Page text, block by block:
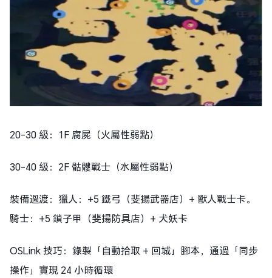
20-30 級：1F 腐屍（火屬性弱點）
30-40 級：2F 骷髏戰士（水屬性弱點）
裝備過渡：獵人：+5 鐵弓（斐揚武器店）+ 獸人戰士卡。
騎士：+5 鎖子甲（斐揚防具店）+ 犬妖卡
OSLink 技巧：錄製「自動拾取 + 回城」腳本，通過「同步
操作」實現 24 小時循環